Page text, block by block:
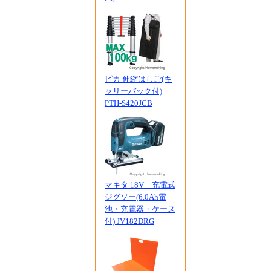
ピカ 伸縮はしご(キ
ャリーバック付)
PTH-S420JCB
マキタ 18V 充電式
ジグソー(6.0Ah電
池・充電器・ケース
付) JV182DRG